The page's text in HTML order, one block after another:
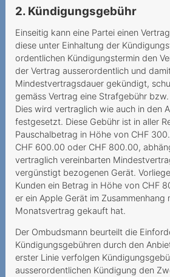
2. Kündigungsgebühr
Einseitig kann eine Partei einen
diese unter Einhaltung der
ordentlichen Kündigungstermin den
der Vertrag ausserordentlich und
Mindestvertragsdauer gekündigt,
gemäss Vertrag eine Strafgebühr
Dies wird vertraglich wie auch in den
festgesetzt. Diese Gebühr ist in aller
Pauschalbetrag in Höhe von CHF
CHF 600.00 oder CHF 800.00,
vertraglich vereinbarten
vergünstigt bezogenen Gerät.
Kunden ein Betrag in Höhe von CHF
er ein Apple Gerät im Zusammenhang
Monatsvertrag gekauft hat.
Der Ombudsmann beurteilt die
Kündigungsgebühren durch den
erster Linie verfolgen
ausserordentlichen Kündigung den
Erwachen
Ein Anruf
Sperrung
Festnetz
2022
Zur
Ausland